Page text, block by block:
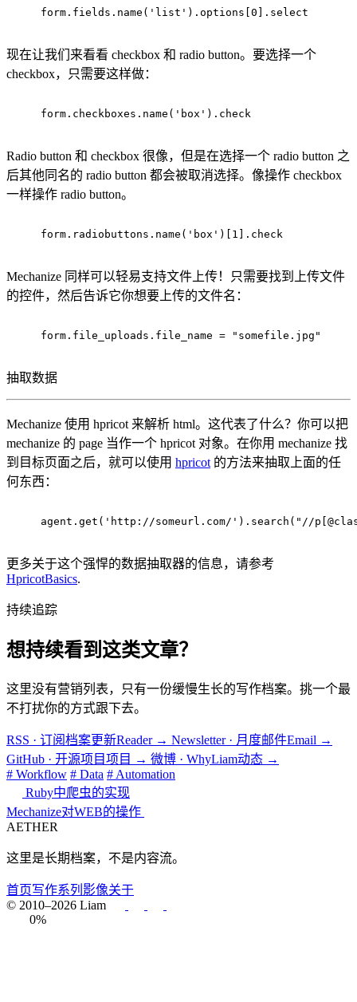
form.fields.name( 'list' ).options[ 0 ].select
现在让我们来看看 checkbox 和 radio button。要选择一个
checkbox，只需要这样做：
form.checkboxes.name( 'box' ).check
Radio button 和 checkbox 很像，但是在选择一个 radio button 之
后其他同名的 radio button 都会被取消选择。像操作 checkbox
一样操作 radio button。
form.radiobuttons.name( 'box' )[ 1 ].check
Mechanize 同样可以轻易支持文件上传！只需要找到上传文件
的控件，然后告诉它你想要上传的文件名：
form.file_uploads.file_name = "somefile.jpg"
抽取数据
Mechanize 使用 hpricot 来解析 html。这代表了什么？你可以把
mechanize 的 page 当作一个 hpricot 对象。在你用 mechanize 找
到目标页面之后，就可以使用 hpricot 的方法来抽取上面的任
何东西：
agent.get( 'http://someurl.com/' ).search( "//
更多关于这个强悍的数据抽取器的信息，请参考
HpricotBasics.
持续追踪
想持续看到这类文章？
这里没有营销列表，只有一份缓慢生长的写作档案。挑一个最
不打扰你的方式跟下去。
RSS · 订阅档案更新Reader → Newsletter · 月度邮件Email →
GitHub · 开源项目项目 → 微博 · WhyLiam动态 →
# Workflow # Data # Automation
Ruby中爬虫的实现
Mechanize对WEB的操作
AETHER
这里是长期档案，不是内容流。
首页写作系列 影像关于
© 2010–2026 Liam
0%